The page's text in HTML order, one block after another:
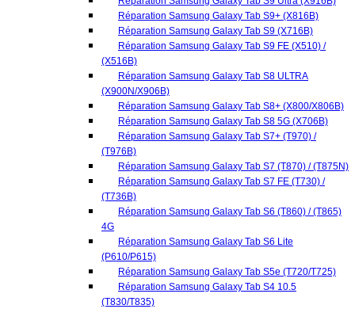
Réparation Samsung Galaxy Tab S7+ (T970) /
(T976B)
Réparation Samsung Galaxy Tab S7 (T870) / (T875N)
Réparation Samsung Galaxy Tab S7 FE (T730) /
(T736B)
Réparation Samsung Galaxy Tab S6 (T860) / (T865)
4G
Réparation Samsung Galaxy Tab S6 Lite
(P610/P615)
Réparation Samsung Galaxy Tab S5e (T720/T725)
Réparation Samsung Galaxy Tab S4 10.5
(T830/T835)
Réparation Samsung Galaxy Tab S3 9.7 (T820/T825)
Réparation Samsung Galaxy Tab A9+ (X210 / X216)
Réparation Samsung Galaxy Tab A9 (X110 / X115)
Réparation Samsung Galaxy Tab Active3 (T575)
Réparation Samsung Galaxy Tab Active Pro 10.1
(T545)
Réparation Samsung Galaxy Tab Pro 8.4 (T320)
Réparation Samsung Galaxy Tab A8 10.5 2021